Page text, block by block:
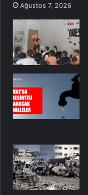
Ağustos 7, 2026